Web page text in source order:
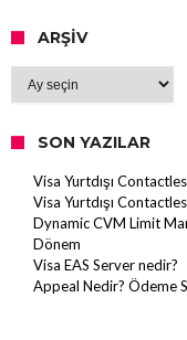
ARŞIV
Arşiv
SON YAZILAR
Visa Yurtdışı
Visa Yurtdışı
Dynamic CVM Limit
Dönem
Visa EAS Server nedir?
Appeal Nedir? Ödeme